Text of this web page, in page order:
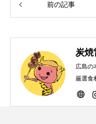
前の記事
炭焼
広島の
厳選食
慢です